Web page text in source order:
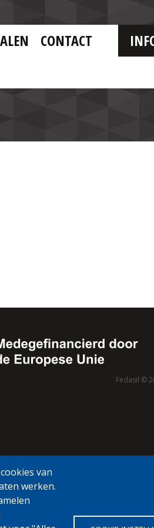
CONTACT
van
werken.
Fedasil ©